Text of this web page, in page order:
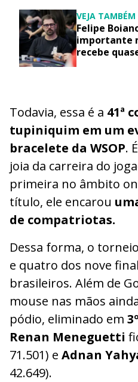
VEJA TAMBÉM
Felipe
importante
recebe
Todavia, essa é a 41ª
tupiniquim em um
bracelete da WSOP.
joia da carreira do
primeira no âmbito
título, ele encarou
de compatriotas.
Dessa forma, o
e quatro dos nove
brasileiros. Além de
mouse nas mãos
pódio, eliminado em
Renan Meneguetti
71.501) e Adnan
42.649).